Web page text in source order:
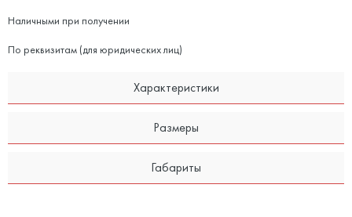
Наличными при получении
По реквизитам (для юридических лиц)
Характеристики
Размеры
Габариты